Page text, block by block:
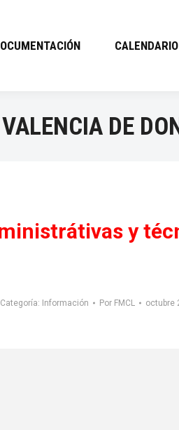
CALENDARIO
DE
y
Categoría: Información Por FMCL octubre